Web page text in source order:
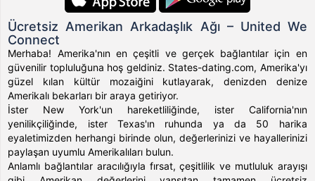
Ücretsiz Amerikan Arkadaşlık Ağı – United We
Connect
Merhaba! Amerika'nın en çeşitli ve gerçek bağlantılar için en
güvenilir topluluğuna hoş geldiniz. States-dating.com, Amerika'yı
güzel kılan kültür mozaiğini kutlayarak, denizden denize
Amerikalı bekarları bir araya getiriyor.
İster New York'un hareketliliğinde, ister California'nın
yenilikçiliğinde, ister Texas'ın ruhunda ya da 50 harika
eyaletimizden herhangi birinde olun, değerlerinizi ve hayallerinizi
paylaşan uyumlu Amerikalıları bulun.
Anlamlı bağlantılar aracılığıyla fırsat, çeşitlilik ve mutluluk arayışı